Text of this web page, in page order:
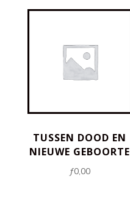
TUSSEN DOOD EN
NIEUWE GEBOORTE
ƒ0,00